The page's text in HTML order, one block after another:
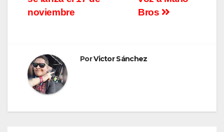
Bros
noviembre
PorVictor Sánchez